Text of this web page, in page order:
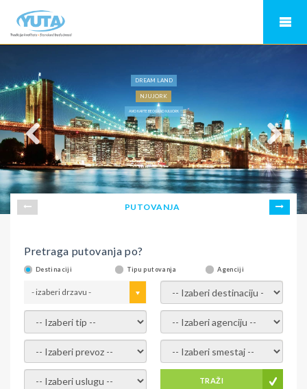
DREAM LAND
NJUJORK
AVIO KARTE BEOGRAD NJUJORK
PUTOVANJA
Pretraga putovanja po?
Destinaciji Tipu putovanja Agenciji
- izaberi drzavu - - izaberi destinaciju -
- izaberi tip - - izaberi agenciju -
- izaberi prevoz - - Izaberite smestaj -
- Izaberite uslugu - TRAŽI